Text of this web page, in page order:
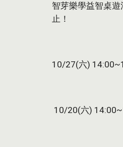
智芽樂學益智桌
止！
10/27(六)
10/20(六)